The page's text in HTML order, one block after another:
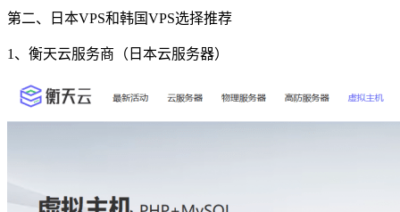
第二、日本VPS和韩国VPS选择推荐
1、衡天云服务商（日本云服务器）